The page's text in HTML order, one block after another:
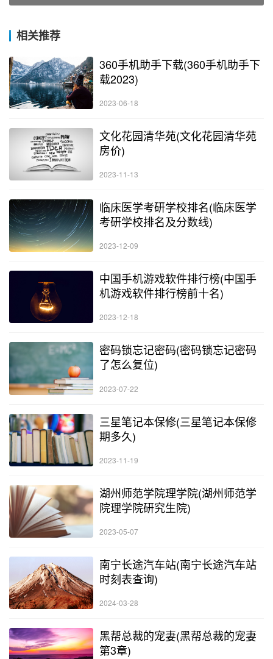
相关推荐
360手机助手下载(360手机助手下
载2023)
2023-06-18
文化花园清华苑(文化花园清华苑
房价)
2023-11-13
临床医学考研学校排名(临床医学
考研学校排名及分数线)
2023-12-09
中国手机游戏软件排行榜(中国手
机游戏软件排行榜前十名)
2023-12-18
密码锁忘记密码(密码锁忘记密码
了怎么复位)
2023-07-22
三星笔记本保修(三星笔记本保修
期多久)
2023-11-19
湖州师范学院理学院(湖州师范学
院理学院研究生院)
2023-05-07
南宁长途汽车站(南宁长途汽车站
时刻表查询)
2024-03-28
黑帮总裁的宠妻(黑帮总裁的宠妻
第3章)